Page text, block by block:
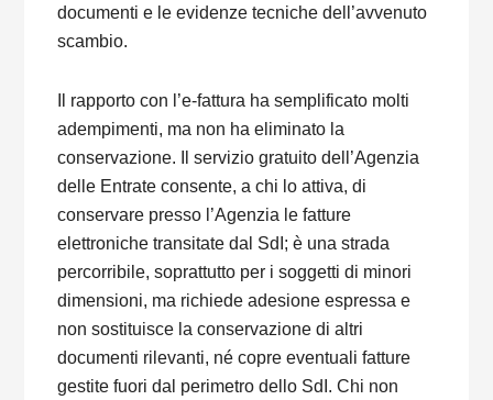
documenti e le evidenze tecniche dell’avvenuto
scambio.
Il rapporto con l’e-fattura ha semplificato molti
adempimenti, ma non ha eliminato la
conservazione. Il servizio gratuito dell’Agenzia
delle Entrate consente, a chi lo attiva, di
conservare presso l’Agenzia le fatture
elettroniche transitate dal SdI; è una strada
percorribile, soprattutto per i soggetti di minori
dimensioni, ma richiede adesione espressa e
non sostituisce la conservazione di altri
documenti rilevanti, né copre eventuali fatture
gestite fuori dal perimetro dello SdI. Chi non